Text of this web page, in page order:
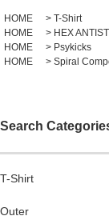
HOME > T-Shirt
HOME
> HEX
HOME
> Psykicks
HOME
> Spiral
Search
T-Shirt
Outer